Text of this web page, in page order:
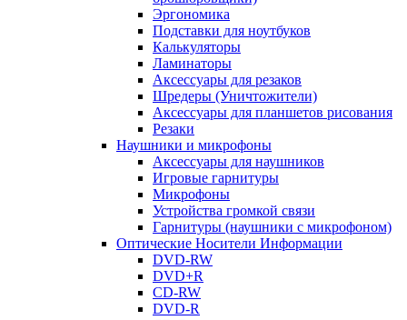
Эргономика
Подставки для ноутбуков
Калькуляторы
Ламинаторы
Аксессуары для резаков
Шредеры (Уничтожители)
Аксессуары для планшетов рисования
Резаки
Наушники и микрофоны
Аксессуары для наушников
Игровые гарнитуры
Микрофоны
Устройства громкой связи
Гарнитуры (наушники с микрофоном)
Оптические Носители Информации
DVD-RW
DVD+R
CD-RW
DVD-R